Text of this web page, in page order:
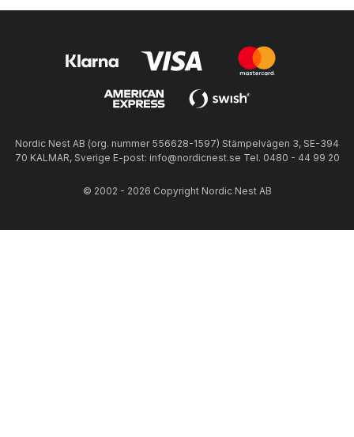
Nordic Nest AB (org. nummer 556628-1597) Stämpelvägen 3, SE-394
70 KALMAR, Sverige E-post: info@nordicnest.se Tel. 0480 - 44 99 20
© 2002 - 2026 Copyright Nordic Nest AB